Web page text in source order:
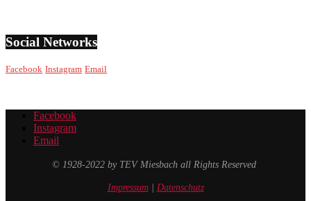
Social Networks
Facebook Instagram Email
Facebook
Instagram
Email
© 1928-2022 by TEV Miesbach all Rights Reserved
Impressum| Datenschutz